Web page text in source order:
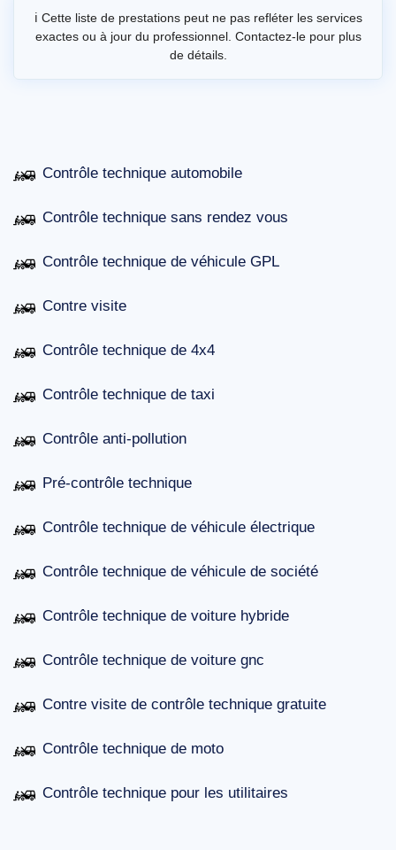
ℹ️ Cette liste de prestations peut ne pas refléter les services
exactes ou à jour du professionnel. Contactez-le pour plus
de détails.
Contrôle technique automobile
Contrôle technique sans rendez vous
Contrôle technique de véhicule GPL
Contre visite
Contrôle technique de 4x4
Contrôle technique de taxi
Contrôle anti-pollution
Pré-contrôle technique
Contrôle technique de véhicule électrique
Contrôle technique de véhicule de société
Contrôle technique de voiture hybride
Contrôle technique de voiture gnc
Contre visite de contrôle technique gratuite
Contrôle technique de moto
Contrôle technique pour les utilitaires